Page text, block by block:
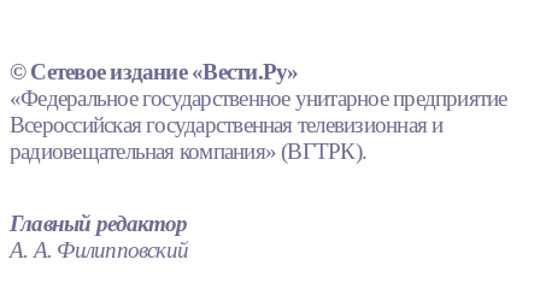
© Сетевое издание «Вести.Ру»
«Федеральное государственное унитарное предприятие
Всероссийская государственная телевизионная и
радиовещательная компания» (ВГТРК).
Главный редактор
А. А. Филипповский